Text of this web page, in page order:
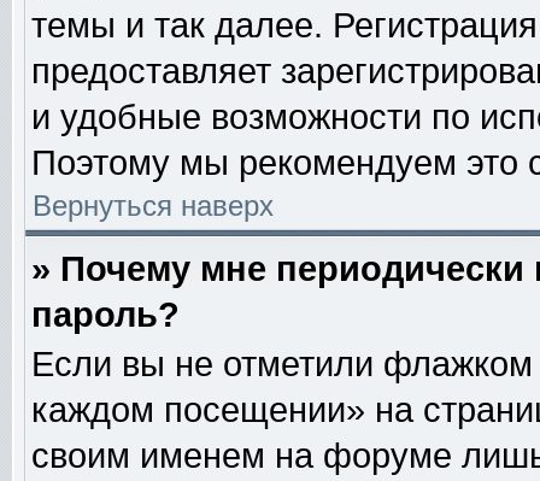
темы и так далее.
предоставляет
и удобные возможности по
Поэтому мы рекомендуем это
Вернуться наверх
» Почему мне
пароль?
Если вы не отметили флажком
каждом посещении» на
своим именем на форуме